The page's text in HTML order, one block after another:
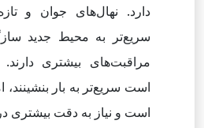
دارد. نهال‌های جوان و
سریع‌تر به محیط جدید
مراقبت‌های بیشتری
است سریع‌تر به بار بنشینند،
است و نیاز به دقت بیشتری